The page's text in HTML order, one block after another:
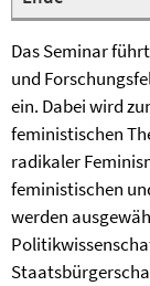
Das Seminar
und
ein. Dabei wird
feministischen
radikaler
feministischen
werden